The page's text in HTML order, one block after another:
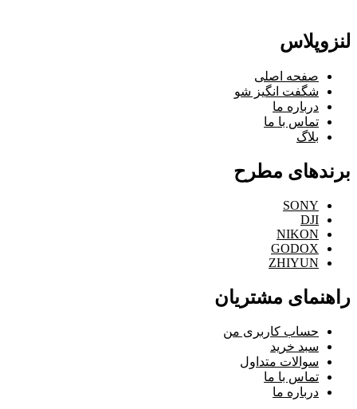
لنزوپلاس
صفحه اصلی
شگفت انگیز شو
درباره ما
تماس با ما
بلاگ
برندهای مطرح
SONY
DJI
NIKON
GODOX
ZHIYUN
راهنمای مشتریان
حساب کاربری من
سبد خرید
سوالات متداول
تماس با ما
درباره ما